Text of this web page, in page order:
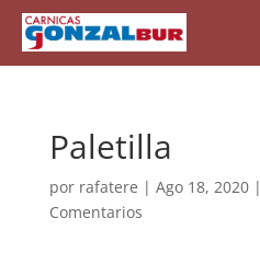
Paletilla
por rafatere | Ago 18, 2020|
Comentarios